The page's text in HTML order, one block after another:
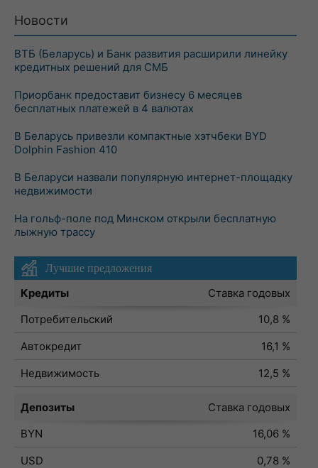
Новости
ВТБ (Беларусь) и Банк развития расширили линейку
кредитных решений для СМБ
Приорбанк предоставит бизнесу 6 месяцев
бесплатных платежей в 4 валютах
В Беларусь привезли компактные хэтчбеки BYD
Dolphin Fashion 410
В Беларуси назвали популярную интернет-площадку
недвижимости
На гольф-поле под Минском открыли бесплатную
лыжную трассу
Лучшие предложения
Кредиты
Ставка годовых
Потребительский
10,8 %
Автокредит
16,1 %
Недвижимость
12,5 %
Депозиты
Ставка годовых
BYN
16,06 %
USD
0,78 %